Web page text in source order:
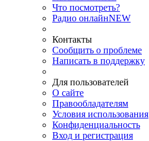
Что посмотреть?
Радио онлайнNEW
Контакты
Сообщить о проблеме
Написать в поддержку
Для пользователей
О сайте
Правообладателям
Условия использования
Конфиденциальность
Вход и регистрация